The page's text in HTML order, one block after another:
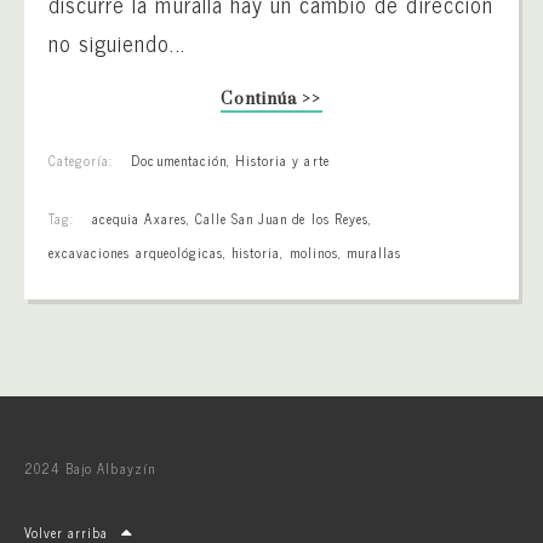
no siguiendo...
Continúa >>
Categoría: Documentación, Historia y arte
Tag: acequia Axares, Calle San Juan de los Reyes,
excavaciones arqueológicas, historia, molinos, murallas
2024 Bajo Albayzín
Volver arriba